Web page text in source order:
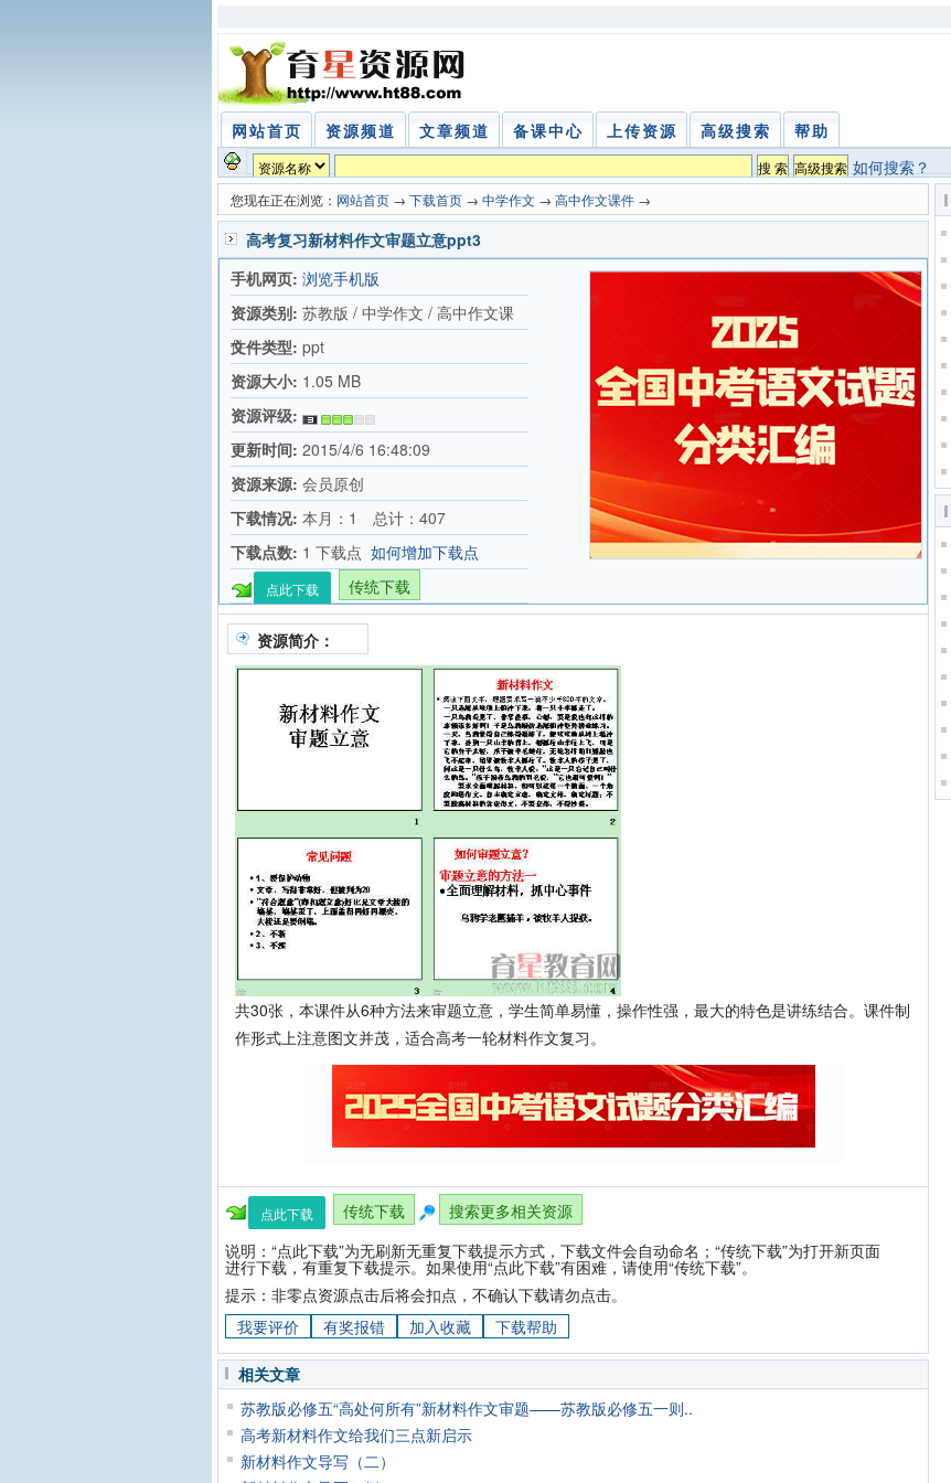
网站首页 资源频道 文章频道 备课中心 上传资源 高级搜索
帮助
如何搜索？
您现在正在浏览： 网站首页 → 下载首页 → 中学作文 → 高中作文课件 →
高考复习新材料作文审题立意ppt3
手机网页: 浏览手机版
资源类别: 苏教版 / 中学作文 / 高中作文课
件
文件类型: ppt
资源大小: 1.05 MB
资源评级:
更新时间: 2015/4/6 16:48:09
资源来源: 会员原创
下载情况: 本月：1 总计：407
下载点数: 1 下载点 如何增加下载点
点此下载 传统下载
资源简介：
共30张，本课件从6种方法来审题立意，学生简单易懂，操作性强，最大的特色是讲练结合。课件制
作形式上注意图文并茂，适合高考一轮材料作文复习。
点此下载 传统下载
搜索更多相关资源
说明：“点此下载”为无刷新无重复下载提示方式，下载文件会自动命名；“传统下载”为打开新页面
进行下载，有重复下载提示。如果使用“点此下载”有困难，请使用“传统下载”。
提示：非零点资源点击后将会扣点，不确认下载请勿点击。
我要评价
有奖报错 加入收藏 下载帮助
相关文章
苏教版必修五“高处何所有”新材料作文审题——苏教版必修五一则..
高考新材料作文给我们三点新启示
新材料作文导写（二）